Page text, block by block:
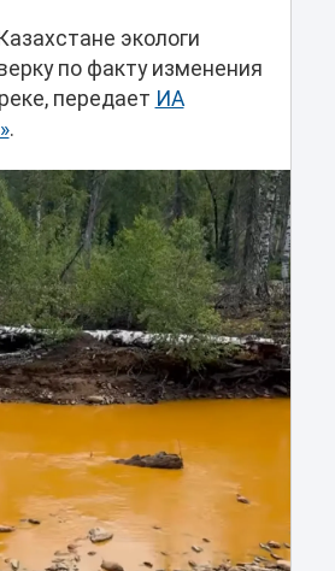
экологи
по факту изменения
передает ИА
.